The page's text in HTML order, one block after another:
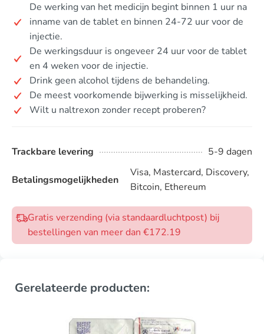
De werking van het medicijn begint binnen 1 uur na
inname van de tablet en binnen 24-72 uur voor de
injectie.
De werkingsduur is ongeveer 24 uur voor de tablet
en 4 weken voor de injectie.
Drink geen alcohol tijdens de behandeling.
De meest voorkomende bijwerking is misselijkheid.
Wilt u naltrexon zonder recept proberen?
Trackbare levering 5-9 dagen
Betalingsmogelijkheden
Visa, Mastercard, Discovery,
Bitcoin, Ethereum
Gratis verzending (via standaardluchtpost) bij
bestellingen van meer dan €172.19
Gerelateerde producten: